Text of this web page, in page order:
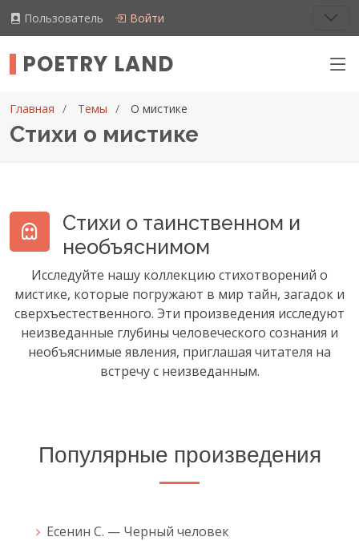
Пользователь Войти
POETRY LAND
Главная Темы О мистике
Стихи о мистике
Стихи о таинственном и
необъяснимом
Исследуйте нашу коллекцию стихотворений о
мистике, которые погружают в мир тайн, загадок и
сверхъестественного. Эти произведения исследуют
неизведанные глубины человеческого сознания и
необъяснимые явления, приглашая читателя на
встречу с неизведанным.
Популярные произведения
Есенин С. — Черный человек